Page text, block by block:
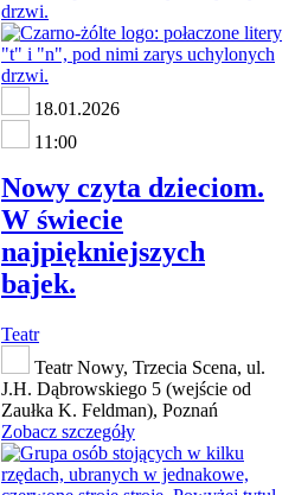
18.01.2026
11:00
Nowy czyta dzieciom.
W świecie
najpiękniejszych
bajek.
Teatr
Teatr Nowy, Trzecia Scena, ul.
J.H. Dąbrowskiego 5 (wejście od
Zaułka K. Feldman), Poznań
Zobacz szczegóły